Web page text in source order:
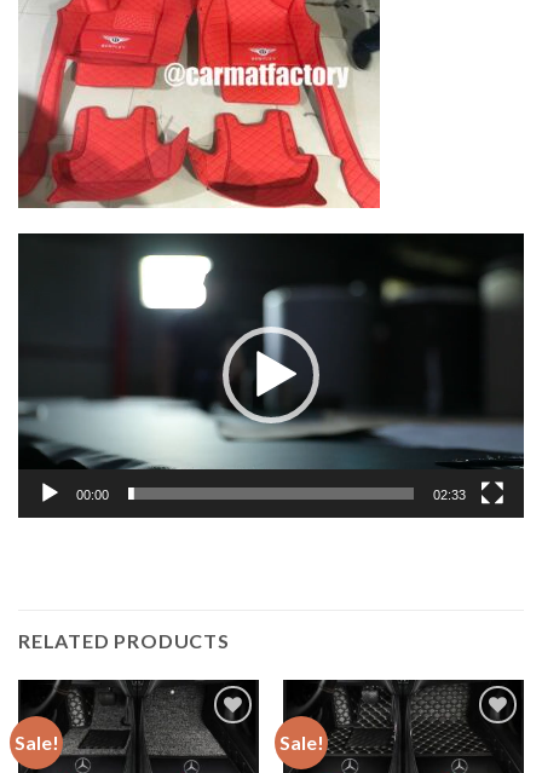
00:00 02:33
RELATED PRODUCTS
Sale!
Add to
wishlist
Sale!
Add to
wishlist